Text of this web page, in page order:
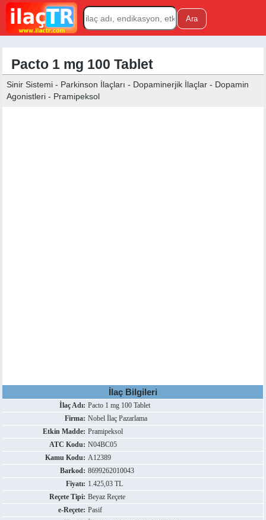
Pacto 1 mg 100 Tablet
Sinir Sistemi - Parkinson İlaçları - Dopaminerjik İlaçlar - Dopamin
Agonistleri - Pramipeksol
İlaç Bilgileri
İlaç Adı: Pacto 1 mg 100 Tablet
Firma: Nobel İlaç Pazarlama
Etkin Madde: Pramipeksol
ATC Kodu: N04BC05
Kamu Kodu: A12389
Barkod: 8699262010043
Fiyatı: 1.425,03 TL
Reçete Tipi: Beyaz Reçete
e-Reçete: Pasif